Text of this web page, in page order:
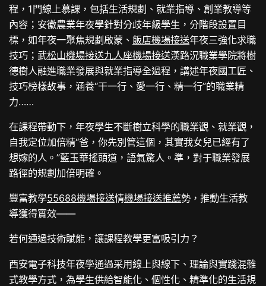
程，1門線上慕課，包括生活規劃、就業指導、創業教導等
內容；安徽農業年夜學針對分歧年級學生，分階段設置目
標，如年夜一聚焦規劃啟蒙、飯店機場接送年夜三強化求職
技巧；武松山機場接送九人座機場接送漢路況職業學院將樹
德樹人融進職業發展與就業指導全過程，講述年夜國工匠、
技巧榜樣故事，涵養“干一行、愛一行、精一行”的職業精
力……
在課程帶動下，年夜學生不斷樹立科學的職業觀、就業觀，
自我定位加倍精“爸，你先別管這個，其實我女兒已經有了
想嫁的人。”藍玉華搖頭道，語氣驚人。準，對于職業發展
路徑的規劃加倍明確。
豐富教學55688機場接送情機場接送推薦勢，推動生活教
導獲得實效——
若何通過技術賦能，讓課程教學更富吸引力？
西安電子科技年夜學通過采用線上與線下、理論與實踐混雜
式教學方式，為學生供給智能化、個性化、精準化的生活規